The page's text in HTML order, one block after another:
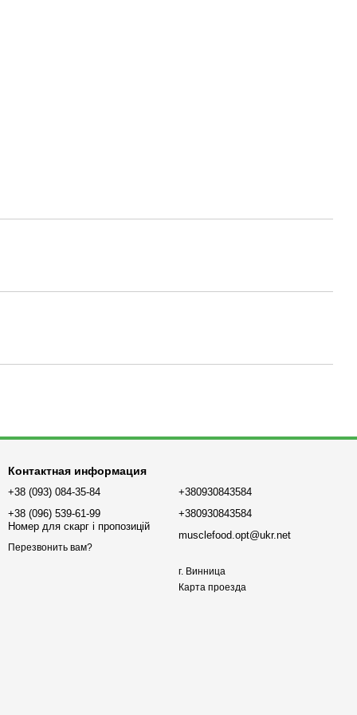
Контактная информация
+38 (093) 084-35-84
+38 (096) 539-61-99
Номер для скарг і пропозицій
Перезвонить вам?
+380930843584
+380930843584
musclefood.opt@ukr.net
г. Винница
Карта проезда